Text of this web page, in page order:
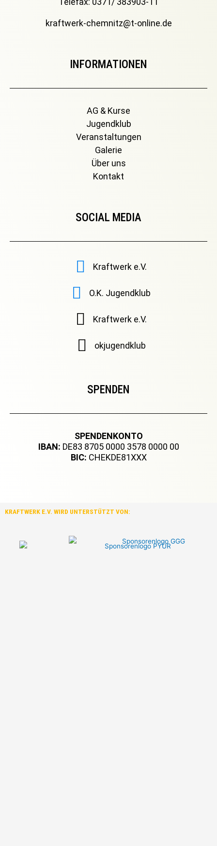
kraftwerk-chemnitz@t-online.de
INFORMATIONEN
AG & Kurse
Jugendklub
Veranstaltungen
Galerie
Über uns
Kontakt
SOCIAL MEDIA
Kraftwerk e.V.
O.K. Jugendklub
Kraftwerk e.V.
okjugendklub
SPENDEN
SPENDENKONTO
IBAN: DE83 8705 0000 3578 0000 00
BIC: CHEKDE81XXX
KRAFTWERK E.V. WIRD UNTERSTÜTZT VON: